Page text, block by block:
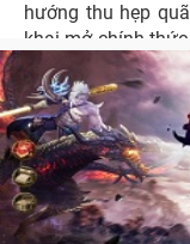
hướng thu hẹp
khai mở chính
đi khôn ngoan
thúc Alpha Test
hâm mộ Thần